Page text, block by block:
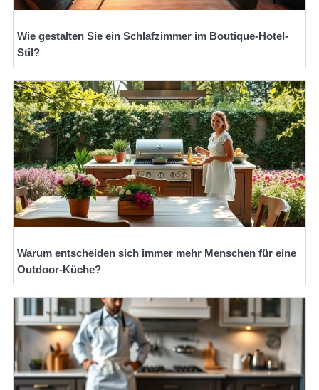
Wie gestalten Sie ein Schlafzimmer im Boutique-Hotel-
Stil?
Warum entscheiden sich immer mehr Menschen für eine
Outdoor-Küche?